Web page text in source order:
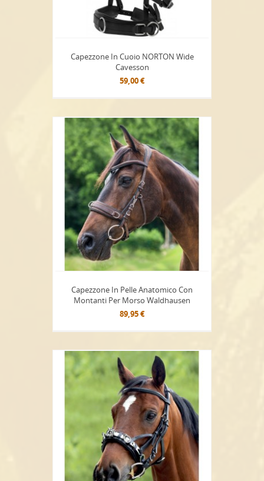
Capezzone In Cuoio NORTON Wide
Cavesson
59,00 €
Capezzone In Pelle Anatomico Con
Montanti Per Morso Waldhausen
89,95 €